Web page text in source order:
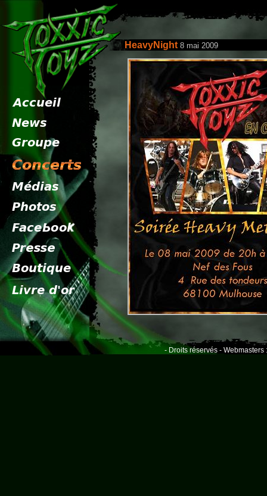
HeavyNight 8 mai 2009
- Droits réservés - Webmasters